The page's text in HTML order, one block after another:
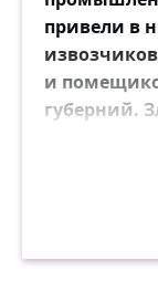
привели в
и
губерний.
на то